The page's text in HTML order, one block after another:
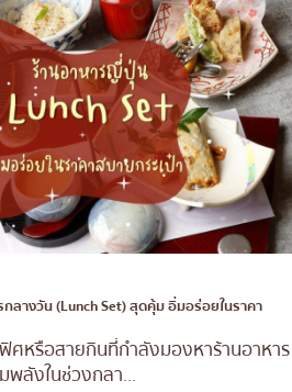
ลางวัน (Lunch Set) สุดคุ้ม อิ่มอร่อยในราคา
ศหรือสายกินที่กำลังมองหาร้านอาหาร
ลังในช่วงกลา...